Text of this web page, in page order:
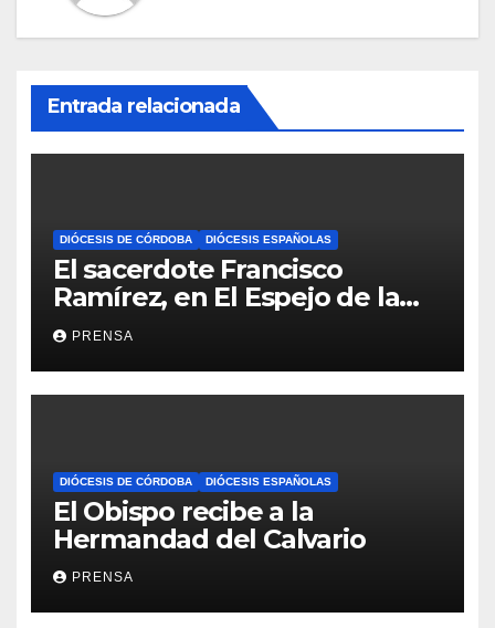
Entrada relacionada
DIÓCESIS DE CÓRDOBA DIÓCESIS ESPAÑOLAS
El sacerdote Francisco
Ramírez, en El Espejo de la
Iglesia
PRENSA
DIÓCESIS DE CÓRDOBA DIÓCESIS ESPAÑOLAS
El Obispo recibe a la
Hermandad del Calvario
PRENSA